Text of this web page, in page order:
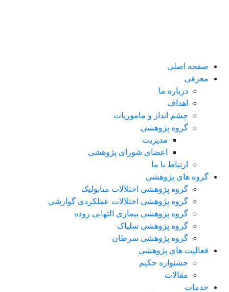
صفحه اصلی
معرفی
درباره ما
اهداف
چشم انداز و ماموریات
گروه پژوهشی
مدیریت
اعضای شورای پژوهشی
ارتباط با ما
گروه های پژوهشی
گروه پژوهشی اختلالات متابولیک
گروه پژوهشی اختلالات عملکردی گوارشی
گروه پژوهشی بیماری التهابی روده
گروه پژوهشی سلیاک
گروه پژوهشی سرطان
فعالیت های پژوهشی
جشنواره حکیم
مقالات
خدمات